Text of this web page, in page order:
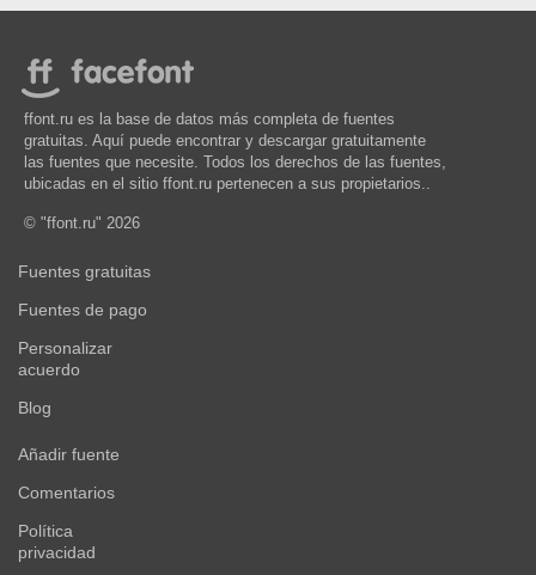
ffont.ru es la base de datos más completa de fuentes
gratuitas. Aquí puede encontrar y descargar gratuitamente
las fuentes que necesite. Todos los derechos de las fuentes,
ubicadas en el sitio ffont.ru pertenecen a sus propietarios..
© "ffont.ru" 2026
Fuentes gratuitas
Fuentes de pago
Personalizar
acuerdo
Blog
Añadir fuente
Comentarios
Política
privacidad